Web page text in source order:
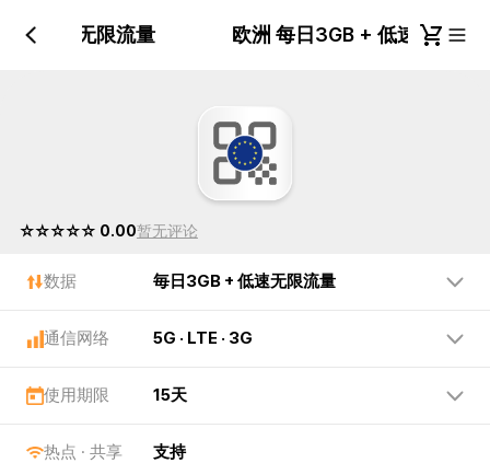
+ 低速无限流量 欧洲 每日3GB + 低速无限
☆☆☆☆☆ 0.00暂无评论
数据 毎日3GB + 低速无限流量
通信网络 5G · LTE · 3G
使用期限 15天
热点 · 共享 支持